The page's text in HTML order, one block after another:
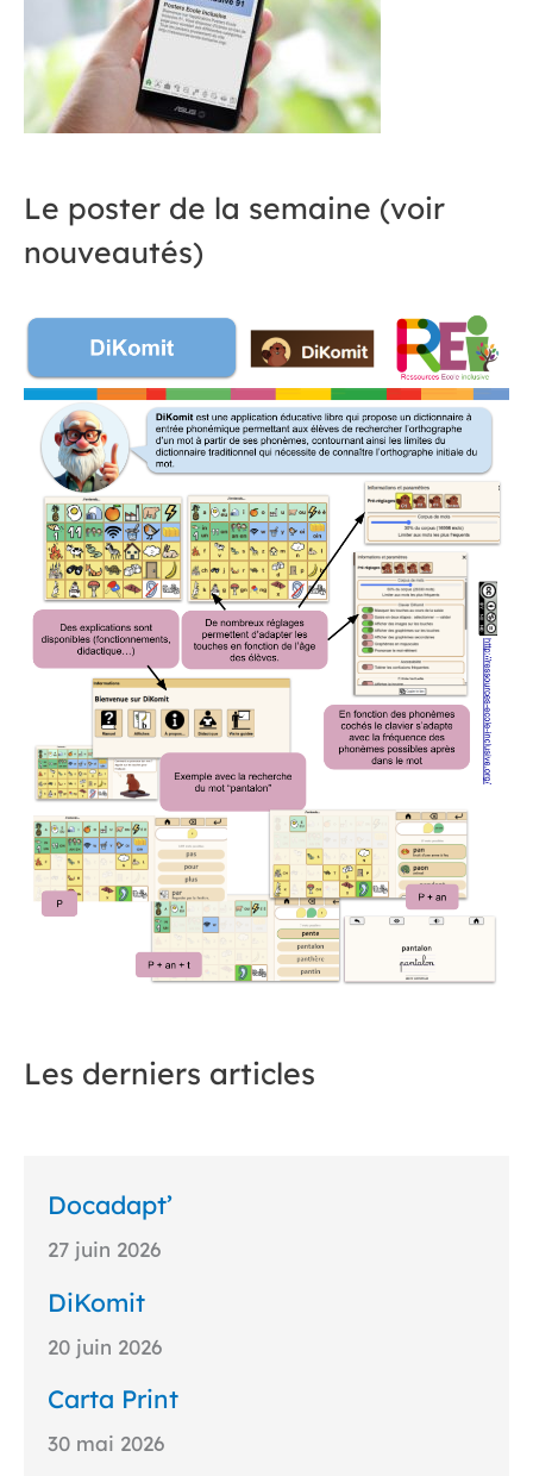
Le poster de la semaine (voir
nouveautés)
Les derniers articles
Docadapt’
27 juin 2026
DiKomit
20 juin 2026
Carta Print
30 mai 2026